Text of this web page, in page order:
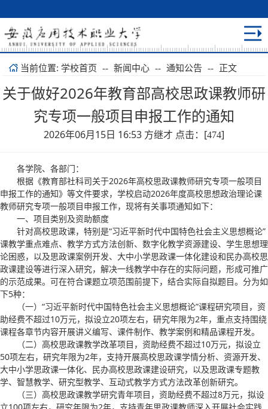
当前位置: 学校首页 -- 新闻中心 -- 通知公告 -- 正文
关于做好2026年教育部高校思政课教师研
究专项一般项目申报工作的通知
2026年06月15日 16:53 方继才 点击：[474]
各学院、各部门：
根据《教育部社科司关于2026年高校思政课教师研究专项一般项目
申报工作的通知》等文件要求，学校启动2026年度高校思想政治理论课
教师研究专项一般项目申报工作，现将有关事项通知如下：
一、项目类别及资助额度
针对高校思政课，特别是“习近平新时代中国特色社会主义思想概论”
课教学重点难点、教学方式方法创新、数字化教学资源建设、学生思想理
论困惑，以及思政课案例开发、大中小学思政课一体化建设和民办高校思
政课建设等进行深入研究，解决一线教学中存在的实际问题，形成可推广
的示范成果。可在符合课题立项范围前提下，结合实际自拟题目。分为如
下5种：
（一）“习近平新时代中国特色社会主义思想概论”课程研究项目，资
助经费不超过10万元，拟设立20项左右，研究年限为2年，重点支持围绕
课程各章节内容开展讲义编写、课件制作、教学案例和精品课程开发。
（二）高校思政课教学改革项目，资助经费不超过10万元，拟设立
50项左右，研究年限为2年，支持开展高校思政课学情分析、资源开发、
大中小学思政课一体化、民办高校思政课建设研究，以及思政课专题教
学、智慧教学、研究型教学、互动式教学方式方法改革创新研究。
（三）高校思政课教学研究青年项目，资助经费不超过8万元，拟设